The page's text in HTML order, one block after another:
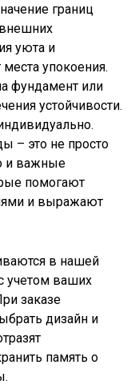
границ
уюта и
упокоения.
фундамент или
устойчивости.
– это не просто
и важные
помогают
и выражают
в нашей
учетом ваших
заказе
дизайн и
память о